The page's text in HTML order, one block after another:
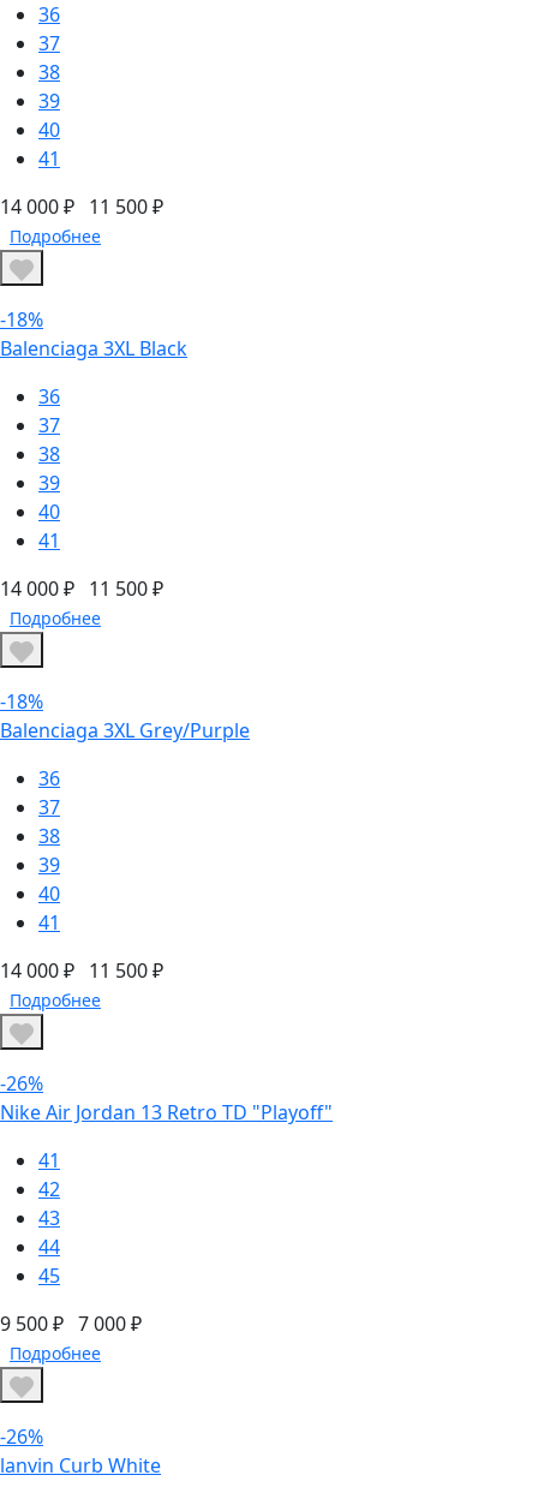
36
37
38
39
40
41
14 000 ₽ 11 500 ₽
Подробнее
-18%
Balenciaga 3XL Black
36
37
38
39
40
41
14 000 ₽ 11 500 ₽
Подробнее
-18%
Balenciaga 3XL Grey/Purple
36
37
38
39
40
41
14 000 ₽ 11 500 ₽
Подробнее
-26%
Nike Air Jordan 13 Retro TD "Playoff"
41
42
43
44
45
9 500 ₽ 7 000 ₽
Подробнее
-26%
lanvin Curb White